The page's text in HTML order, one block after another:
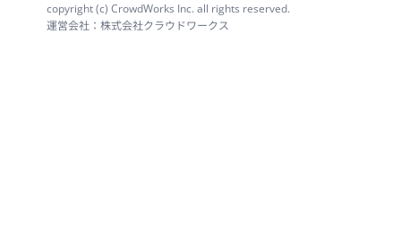
copyright (c) CrowdWorks Inc. all rights reserved.
運営会社：株式会社クラウドワークス